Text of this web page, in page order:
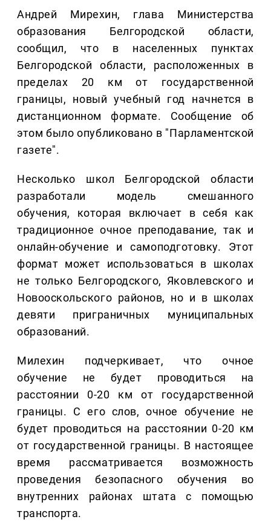
Андрей Мирехин, глава Министерства
образования Белгородской области,
сообщил, что в населенных пунктах
Белгородской области, расположенных в
пределах 20 км от государственной
границы, новый учебный год начнется в
дистанционном формате. Сообщение об
этом было опубликовано в "Парламентской
газете".
Несколько школ Белгородской области
разработали модель смешанного
обучения, которая включает в себя как
традиционное очное преподавание, так и
онлайн-обучение и самоподготовку. Этот
формат может использоваться в школах
не только Белгородского, Яковлевского и
Новооскольского районов, но и в школах
девяти приграничных муниципальных
образований.
Милехин подчеркивает, что очное
обучение не будет проводиться на
расстоянии 0-20 км от государственной
границы. С его слов, очное обучение не
будет проводиться на расстоянии 0-20 км
от государственной границы. В настоящее
время рассматривается возможность
проведения безопасного обучения во
внутренних районах штата с помощью
транспорта.